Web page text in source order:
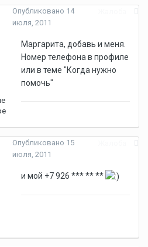
Опубликовано 14
июля, 2011
Маргарита, добавь и меня.
Номер телефона в профиле
или в теме "Когда нужно
помочь"
Опубликовано 15
июля, 2011
и мой +7 926 *** ** **